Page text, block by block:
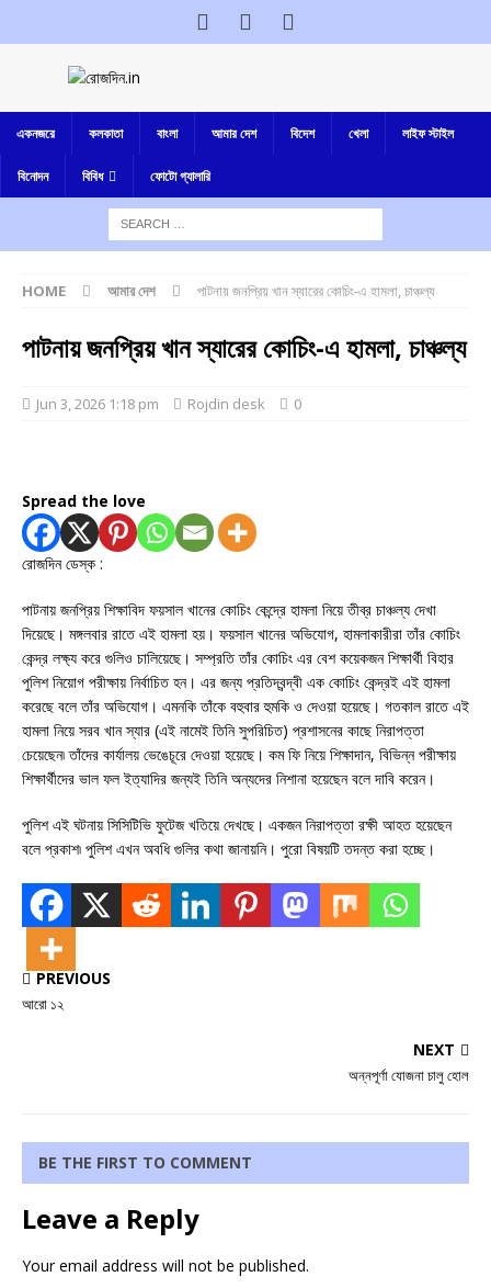
একনজরে কলকাতা বাংলা আমার দেশ বিদেশ খেলা লাইফ স্টাইল
বিনোদন বিবিধ ফোটো গ্যালারি
HOME আমার দেশ পাটনায় জনপ্রিয় খান স্যারের কোচিং-এ হামলা, চাঞ্চল্য
পাটনায় জনপ্রিয় খান স্যারের কোচিং-এ হামলা, চাঞ্চল্য
Jun 3, 2026 1:18 pm Rojdin desk 0
Spread the love
রোজদিন ডেস্ক :
পাটনায় জনপ্রিয় শিক্ষাবিদ ফয়সাল খানের কোচিং কেন্দ্রে হামলা নিয়ে তীব্র চাঞ্চল্য দেখা
দিয়েছে। মঙ্গলবার রাতে এই হামলা হয়। ফয়সাল খানের অভিযোগ, হামলাকারীরা তাঁর কোচিং
কেন্দ্র লক্ষ্য করে গুলিও চালিয়েছে। সম্প্রতি তাঁর কোচিং এর বেশ কয়েকজন শিক্ষার্থী বিহার
পুলিশ নিয়োগ পরীক্ষায় নির্বাচিত হন। এর জন্য প্রতিদ্বন্দ্বী এক কোচিং কেন্দ্রই এই হামলা
করেছে বলে তাঁর অভিযোগ। এমনকি তাঁকে বহুবার হুমকি ও দেওয়া হয়েছে। গতকাল রাতে এই
হামলা নিয়ে সরব খান স্যার (এই নামেই তিনি সুপরিচিত) প্রশাসনের কাছে নিরাপত্তা
চেয়েছেন৷ তাঁদের কার্যালয় ভেঙেচূরে দেওয়া হয়েছে। কম ফি নিয়ে শিক্ষাদান, বিভিন্ন পরীক্ষায়
শিক্ষার্থীদের ভাল ফল ইত্যাদির জন্যই তিনি অন্যদের নিশানা হয়েছেন বলে দাবি করেন।
পুলিশ এই ঘটনায় সিসিটিভি ফুটেজ খতিয়ে দেখছে। একজন নিরাপত্তা রক্ষী আহত হয়েছেন
বলে প্রকাশ৷ পুলিশ এখন অবধি গুলির কথা জানায়নি। পুরো বিষয়টি তদন্ত করা হচ্ছে।
PREVIOUS
আরো ১২
NEXT
অন্নপূর্ণা যোজনা চালু হোল
BE THE FIRST TO COMMENT
Leave a Reply
Your email address will not be published.